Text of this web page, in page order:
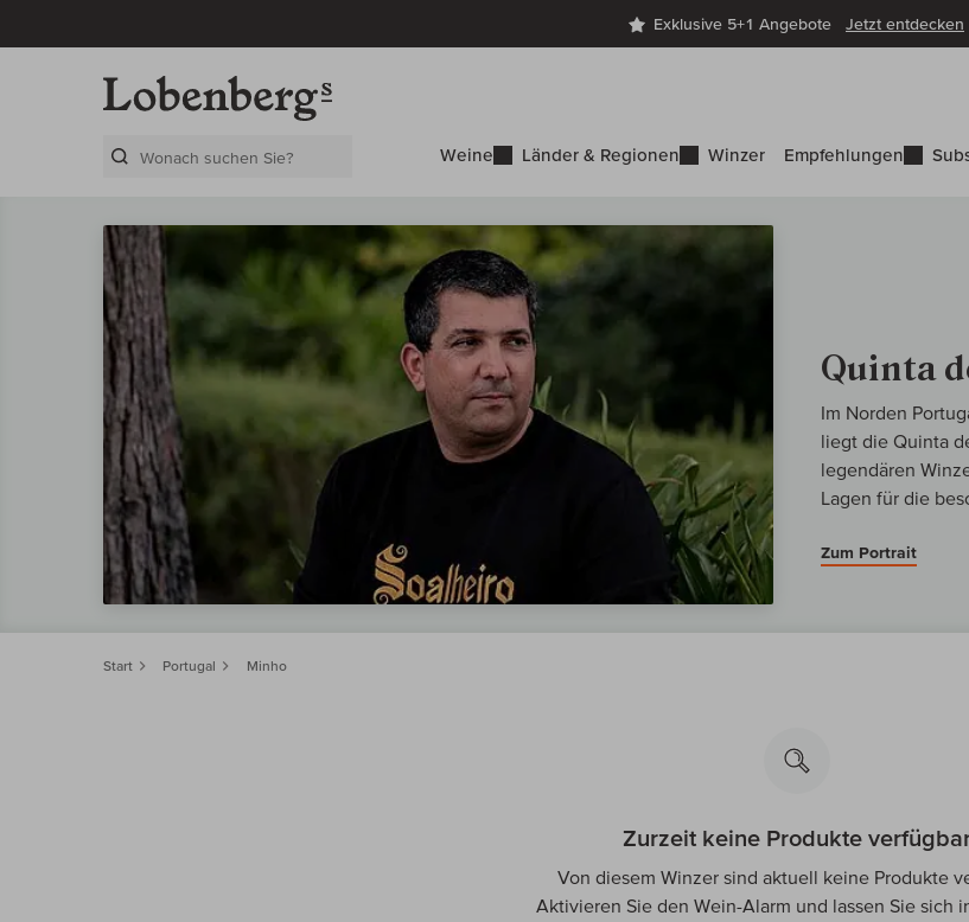
Exklusive 5+1 Angebote Jetzt entdecken
Weine Länder & Regionen Winzer Empfehlungen
Quinta
Im Norden
liegt die Quinta
legendären
Lagen für die
Zum Portrait
Start Portugal Minho
Zurzeit keine Produkte
Von diesem Winzer sind aktuell keine Produkte
Aktivieren Sie den Wein-Alarm und lassen Sie sich